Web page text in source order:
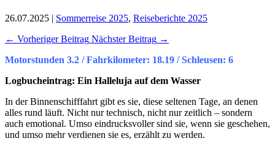
26.07.2025 | Sommerreise 2025, Reiseberichte 2025
← Vorheriger Beitrag Nächster Beitrag →
Motorstunden 3.2 / Fahrkilometer: 18.19 / Schleusen: 6
Logbucheintrag: Ein Halleluja auf dem Wasser
In der Binnenschifffahrt gibt es sie, diese seltenen Tage, an denen
alles rund läuft. Nicht nur technisch, nicht nur zeitlich – sondern
auch emotional. Umso eindrucksvoller sind sie, wenn sie geschehen,
und umso mehr verdienen sie es, erzählt zu werden.